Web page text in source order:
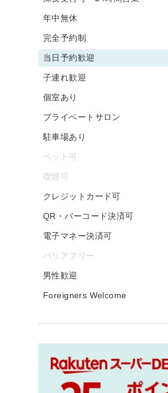
年中無休
完全予約制
当日予約歓迎
子連れ歓迎
個室あり
プライベートサロン
駐車場あり
ペット可
喫煙可
クレジットカード可
QR・バーコード決済可
電子マネー決済可
バリアフリー
男性歓迎
Foreigners Welcome